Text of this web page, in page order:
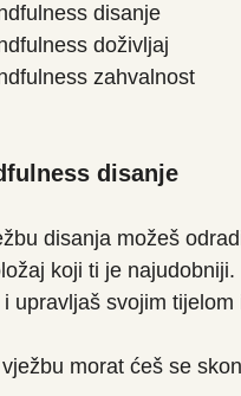
disanje
doživljaj
zahvalnost
disanje
disanja možeš
koji ti je
upravljaš svojim
morat ćeš se